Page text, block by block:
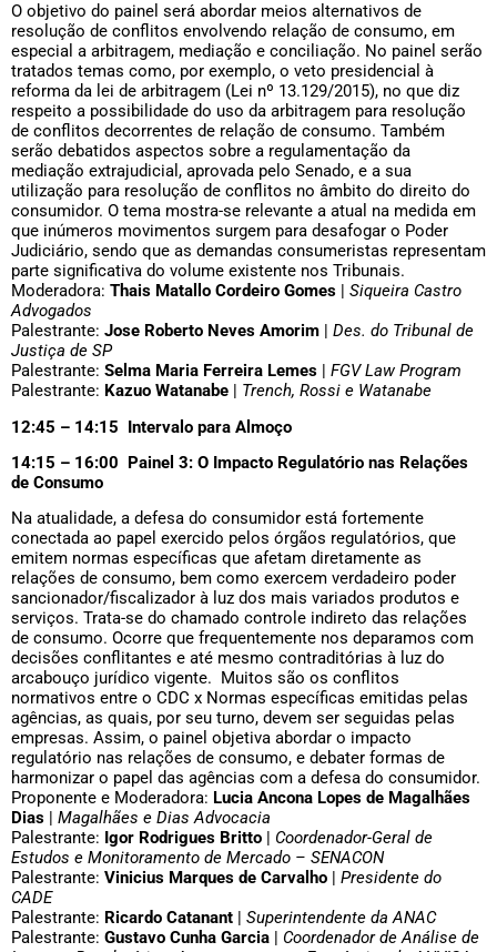
O objetivo do painel será abordar meios alternativos de
resolução de conflitos envolvendo relação de consumo, em
especial a arbitragem, mediação e conciliação. No painel serão
tratados temas como, por exemplo, o veto presidencial à
reforma da lei de arbitragem (Lei nº 13.129/2015), no que diz
respeito a possibilidade do uso da arbitragem para resolução
de conflitos decorrentes de relação de consumo. Também
serão debatidos aspectos sobre a regulamentação da
mediação extrajudicial, aprovada pelo Senado, e a sua
utilização para resolução de conflitos no âmbito do direito do
consumidor. O tema mostra-se relevante a atual na medida em
que inúmeros movimentos surgem para desafogar o Poder
Judiciário, sendo que as demandas consumeristas representam
parte significativa do volume existente nos Tribunais.
Moderadora: Thais Matallo Cordeiro Gomes | Siqueira Castro
Advogados
Palestrante: Jose Roberto Neves Amorim | Des. do Tribunal de
Justiça de SP
Palestrante: Selma Maria Ferreira Lemes | FGV Law Program
Palestrante: Kazuo Watanabe | Trench, Rossi e Watanabe
12:45 – 14:15 Intervalo para Almoço
14:15 – 16:00 Painel 3: O Impacto Regulatório nas Relações
de Consumo
Na atualidade, a defesa do consumidor está fortemente
conectada ao papel exercido pelos órgãos regulatórios, que
emitem normas específicas que afetam diretamente as
relações de consumo, bem como exercem verdadeiro poder
sancionador/fiscalizador à luz dos mais variados produtos e
serviços. Trata-se do chamado controle indireto das relações
de consumo. Ocorre que frequentemente nos deparamos com
decisões conflitantes e até mesmo contraditórias à luz do
arcabouço jurídico vigente. Muitos são os conflitos
normativos entre o CDC x Normas específicas emitidas pelas
agências, as quais, por seu turno, devem ser seguidas pelas
empresas. Assim, o painel objetiva abordar o impacto
regulatório nas relações de consumo, e debater formas de
harmonizar o papel das agências com a defesa do consumidor.
Proponente e Moderadora: Lucia Ancona Lopes de Magalhães
Dias
Magalhães e Dias Advocacia
Palestrante: Igor Rodrigues Britto
Coordenador-Geral de
Estudos e Monitoramento de Mercado – SENACON
Palestrante: Vinicius Marques de Carvalho
Presidente do
CADE
Palestrante: Ricardo Catanant
Superintendente da ANAC
Palestrante: Gustavo Cunha Garcia
Coordenador de Análise de